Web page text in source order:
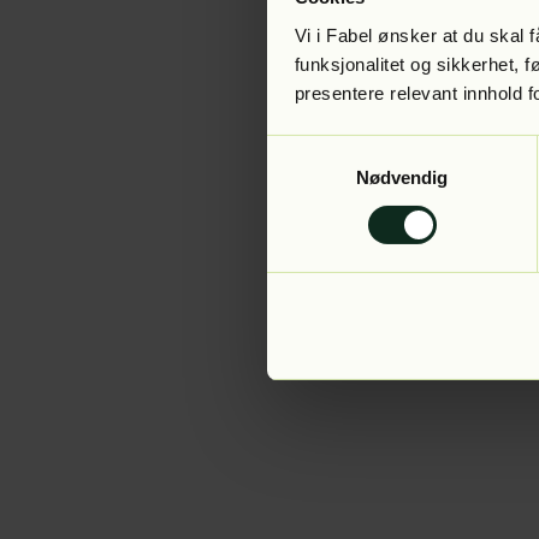
Vi i Fabel ønsker at du skal
funksjonalitet og sikkerhet,
presentere relevant innhold
Nødvendig
Application